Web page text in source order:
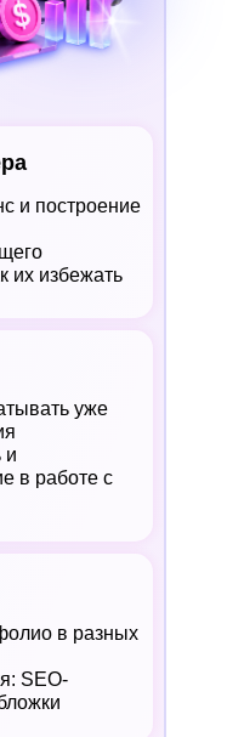
и построение
их избежать
уже
и
в работе с
в разных
SEO-